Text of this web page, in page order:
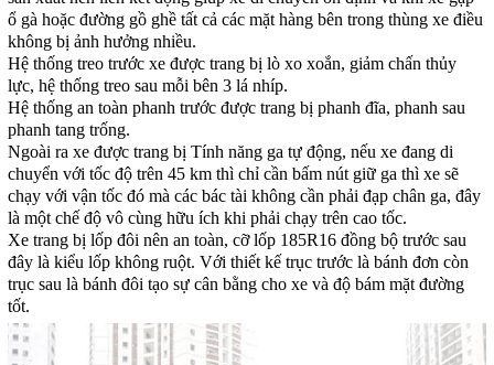
ổ gà hoặc đường gồ ghề tất cả các mặt hàng bên trong thùng xe điều
không bị ảnh hưởng nhiều.
Hệ thống treo trước xe được trang bị lò xo xoắn, giảm chấn thủy
lực, hệ thống treo sau mỗi bên 3 lá nhíp.
Hệ thống an toàn phanh trước được trang bị phanh đĩa, phanh sau
phanh tang trống.
Ngoài ra xe được trang bị Tính năng ga tự động, nếu xe đang di
chuyển với tốc độ trên 45 km thì chỉ cần bấm nút giữ ga thì xe sẽ
chạy với vận tốc đó mà các bác tài không cần phải đạp chân ga, đây
là một chế độ vô cùng hữu ích khi phải chạy trên cao tốc.
Xe trang bị lốp đôi nên an toàn, cỡ lốp 185R16 đồng bộ trước sau
đây là kiểu lốp không ruột. Với thiết kế trục trước là bánh đơn còn
trục sau là bánh đôi tạo sự cân bằng cho xe và độ bám mặt đường
tốt.